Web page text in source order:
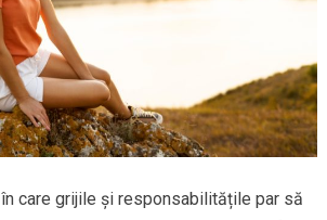
care grijile și responsabilitățile par să